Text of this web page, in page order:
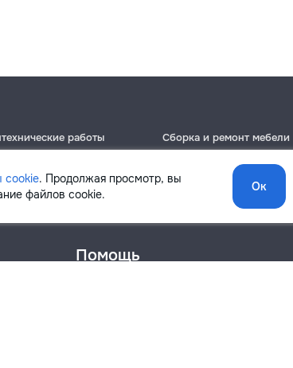
cookie. Продолжая просмотр, вы
файлов cookie.
Ок
работы
Сборка и ремонт мебели
Ботаника
Помощь